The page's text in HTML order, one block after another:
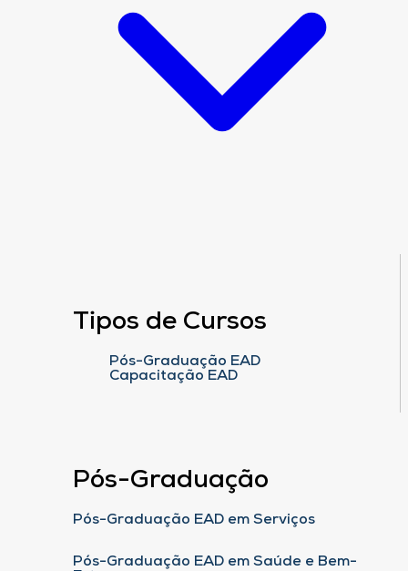
Tipos de Cursos
Pós-Graduação EAD
Capacitação EAD
Pós-Graduação
Pós-Graduação EAD em Serviços
Pós-Graduação EAD em Saúde e Bem-